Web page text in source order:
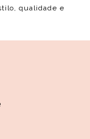
qualidade e